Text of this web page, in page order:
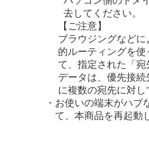
去してください。
【ご注意】
ブラウジングなど
的ルーティングを
て、指定された「
データは、優先接
に複数の宛先に対し
・ お使いの端末がハブ
て、本商品を再起動